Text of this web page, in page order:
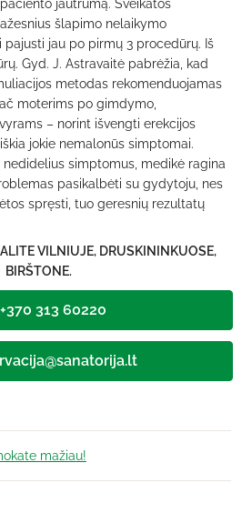
jautrumą. Sveikatos
šlapimo nelaikymo
jau po pirmų 3 procedūrų. Iš
Gyd. J. Astravaitė pabrėžia, kad
metodas rekomenduojamas
moterims po gimdymo,
– norint išvengti erekcijos
jokie nemalonūs simptomai.
simptomus, medikė ragina
pasikalbėti su gydytoju, nes
spręsti, tuo geresnių rezultatų
VILNIUJE, DRUSKININKUOSE,
BIRŠTONE.
+370 313 60220
mažiau!